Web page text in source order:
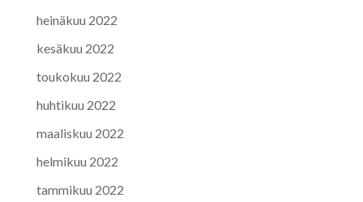
heinäkuu 2022
kesäkuu 2022
toukokuu 2022
huhtikuu 2022
maaliskuu 2022
helmikuu 2022
tammikuu 2022